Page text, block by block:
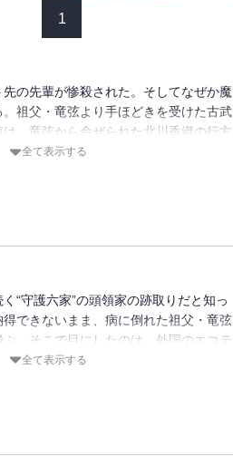
1
の先輩が惨殺された。そしてなぜか魔
祖父・竜弦より手ほどきを受けた古武
、竜弦から命ぜられた北川香織の行方
謎の男たちの襲撃が続く。やがて浮かび
全て表示する
“守護六家”の頭領家の跡取りだと知っ
できないまま、病に倒れた祖父・竜弦
。そこで目にしたのは、外国のエコテ
るまいだった。やがてそれが、日本の食
全て表示する